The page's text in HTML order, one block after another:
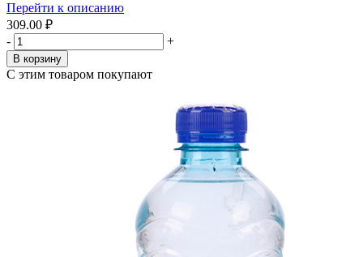
Перейти к описанию
309.00 ₽
-
+
В корзину
С этим товаром покупают